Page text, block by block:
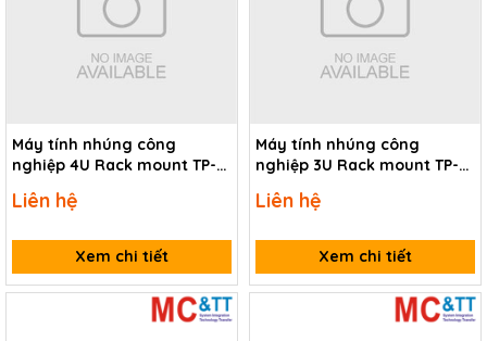
Máy tính nhúng công
nghiệp 4U Rack mount TP-
Liên hệ
Xem chi tiết
Máy tính nhúng công
nghiệp 3U Rack mount TP-
Liên hệ
Xem chi tiết